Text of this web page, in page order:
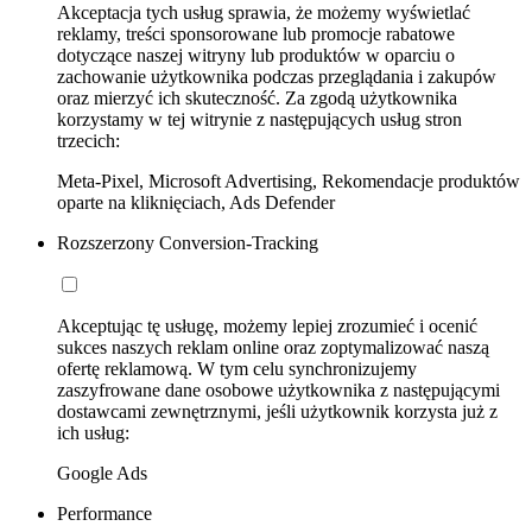
Akceptacja tych usług sprawia, że możemy wyświetlać
reklamy, treści sponsorowane lub promocje rabatowe
dotyczące naszej witryny lub produktów w oparciu o
zachowanie użytkownika podczas przeglądania i zakupów
oraz mierzyć ich skuteczność. Za zgodą użytkownika
korzystamy w tej witrynie z następujących usług stron
trzecich:
Meta-Pixel, Microsoft Advertising, Rekomendacje produktów
oparte na kliknięciach, Ads Defender
Rozszerzony Conversion-Tracking
Akceptując tę usługę, możemy lepiej zrozumieć i ocenić
sukces naszych reklam online oraz zoptymalizować naszą
ofertę reklamową. W tym celu synchronizujemy
zaszyfrowane dane osobowe użytkownika z następującymi
dostawcami zewnętrznymi, jeśli użytkownik korzysta już z
ich usług:
Google Ads
Performance